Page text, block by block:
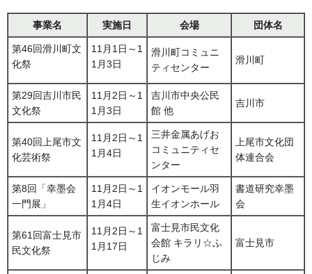
事業名 実施日 会場 団体名
第46回滑川町文
化祭
11月1日～1
1月3日
滑川町コミュニ
ティセンター
滑川町
第29回吉川市民
文化祭
11月2日～1
1月3日
吉川市中央公民
館 他
吉川市
第40回上尾市文
化芸術祭
11月2日～1
1月4日
三井金属あげお
コミュニティセ
ンター
上尾市文化団
体連合会
第8回「幸墨会
一門展」
11月2日～1
1月4日
イオンモール羽
生イオンホール
書道研究幸墨
会
第61回富士見市
民文化祭
11月2日～1
1月17日
富士見市民文化
会館 キラリ☆ふ
じみ
富士見市